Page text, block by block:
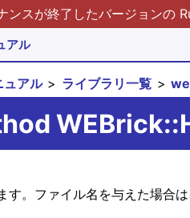
ンスが終了したバージョンの
アル
アル ライブラリ一覧
す。ファイル名を与えた場合は